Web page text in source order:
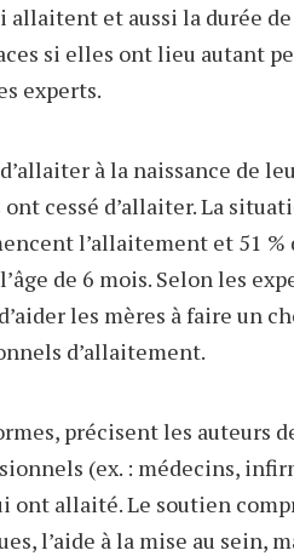
allaitent et aussi la durée de
si elles ont lieu autant
experts.
à la naissance de
cessé d’allaiter. La
l’allaitement et 51 %
de 6 mois. Selon les
les mères à faire un
d’allaitement.
précisent les auteurs
(ex. : médecins,
ont allaité. Le soutien
l’aide à la mise au sein,